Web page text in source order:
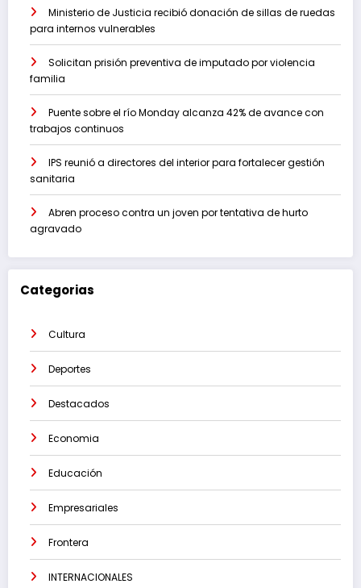
Ministerio de Justicia recibió donación de sillas de ruedas
para internos vulnerables
Solicitan prisión preventiva de imputado por violencia
familia
Puente sobre el río Monday alcanza 42% de avance con
trabajos continuos
IPS reunió a directores del interior para fortalecer gestión
sanitaria
Abren proceso contra un joven por tentativa de hurto
agravado
Categorias
Cultura
Deportes
Destacados
Economia
Educación
Empresariales
Frontera
INTERNACIONALES